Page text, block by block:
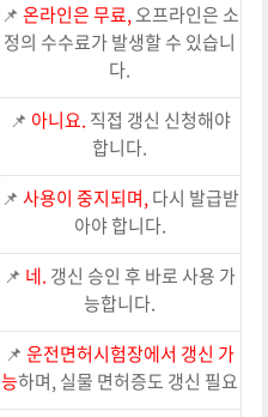
📌 온라인은 무료,오프라인은 소
정의 수수료가 발생할 수 있습니
다.
📌 아니요. 직접 갱신 신청해야
합니다.
📌 사용이 중지되며,다시 발급받
아야 합니다.
📌 네. 갱신 승인 후 바로 사용 가
능합니다.
📌운전면허시험장에서 갱신 가
능하며, 실물 면허증도 갱신 필요